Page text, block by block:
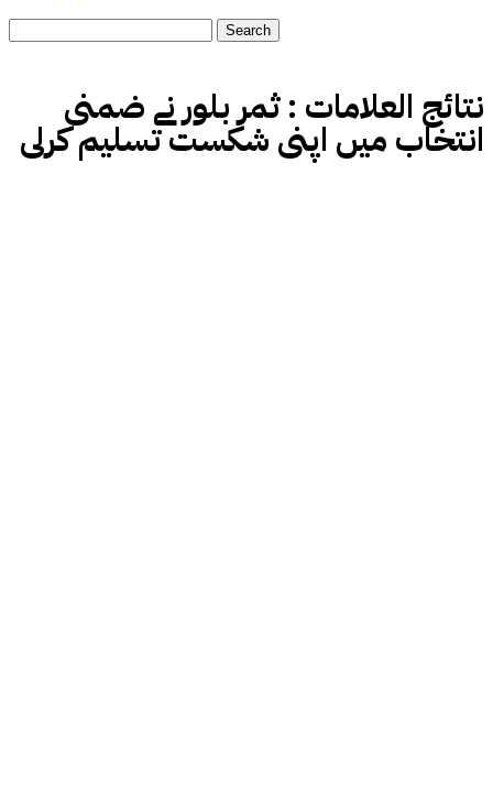
نتائج العلامات :ثمر بلور نے ضمنی
انتخاب میں اپنی شکست تسلیم کرلی